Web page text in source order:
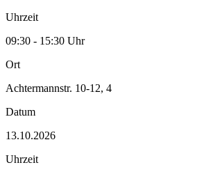
Uhrzeit
09:30 - 15:30 Uhr
Ort
Achtermannstr. 10-12, 4
Datum
13.10.2026
Uhrzeit